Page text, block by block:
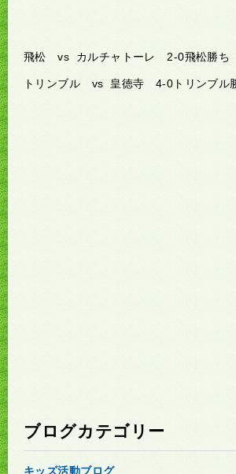
飛松 vs カルチャトーレ 2-0飛松勝ち
トリンブル vs 皇徳寺 4-0トリンブル
ブログカテゴリー
キッズ活動ブログ